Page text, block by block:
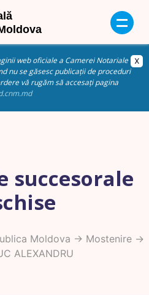
web oficiale a Camerei Notariale
nu se găsesc publicații de proceduri
vă rugăm să accesați pagina
succesorale
Moldova -> Mostenire->
ALEXANDRU